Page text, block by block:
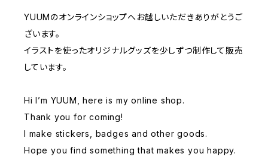
似顔絵 / Portraits
YUUMのオンラインショップへお越しいただきありがとうご
ざいます。
イラストを使ったオリジナルグッズを少しずつ制作して販売
しています。
Hi I’m YUUM, here is my online shop.
Thank you for coming!
I make stickers, badges and other goods.
Hope you find something that makes you happy.